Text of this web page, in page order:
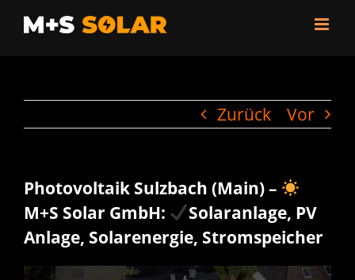
Zum
Inhalt
Zurück Vor
Photovoltaik Sulzbach (Main) –
M+S Solar GmbH:
Solaranlage, PV
Anlage, Solarenergie, Stromspeicher